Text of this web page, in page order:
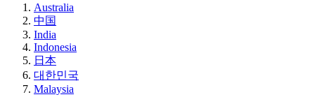
Australia
中国
India
Indonesia
日本
대한민국
Malaysia